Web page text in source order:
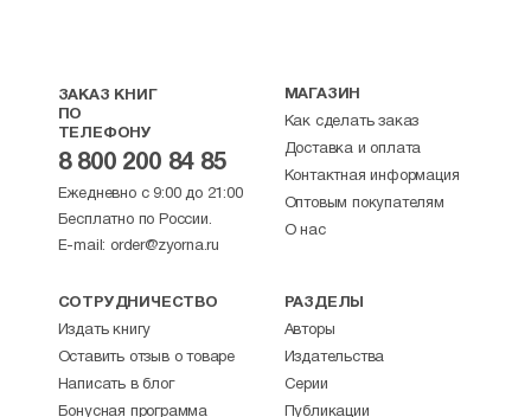
ЗАКАЗ КНИГ
ПО
ТЕЛЕФОНУ
8 800 200 84 85
Ежедневно с 9:00 до 21:00
Бесплатно по России.
E-mail: order@zyorna.ru
МАГАЗИН
Как сделать заказ
Доставка и оплата
Контактная информация
Оптовым покупателям
О нас
СОТРУДНИЧЕСТВО
Издать книгу
Оставить отзыв о товаре
Написать в блог
Бонусная программа
РАЗДЕЛЫ
Авторы
Издательства
Серии
Публикации